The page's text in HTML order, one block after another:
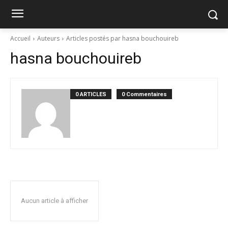
Accueil Auteurs Articles postés par hasna bouchouireb
hasna bouchouireb
0 ARTICLES 0 Commentaires
Aucun article à afficher